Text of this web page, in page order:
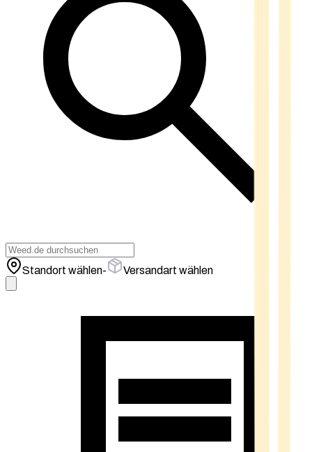
Standort wählen- Versandart wählen